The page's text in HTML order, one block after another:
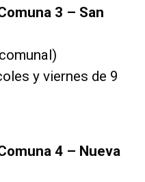
3 – San
y viernes de 9
4 – Nueva